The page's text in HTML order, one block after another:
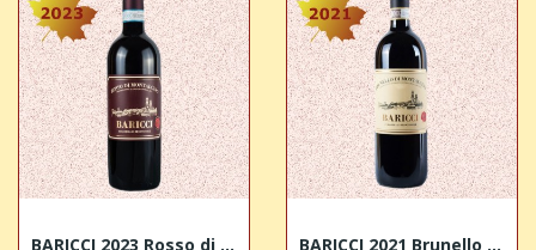
BARICCI 2023 Rosso di Montalcino DOC BARICCI 2021 Brunello di Montalcino DOCG